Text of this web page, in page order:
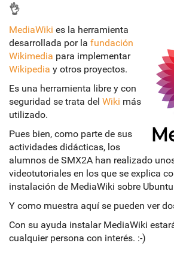
👌
MediaWiki es la herramienta
desarrollada por la fundación
Wikimedia para implementar
Wikipedia y otros proyectos.
Es una herramienta libre y con
seguridad se trata del Wiki más
utilizado.
Pues bien, como parte de sus
actividades didácticas, los
alumnos de SMX2A han realizado
videotutoriales en los que se explica
instalación de MediaWiki sobre
Y como muestra aquí se pueden ver
Con su ayuda instalar MediaWiki
cualquier persona con interés. :-)